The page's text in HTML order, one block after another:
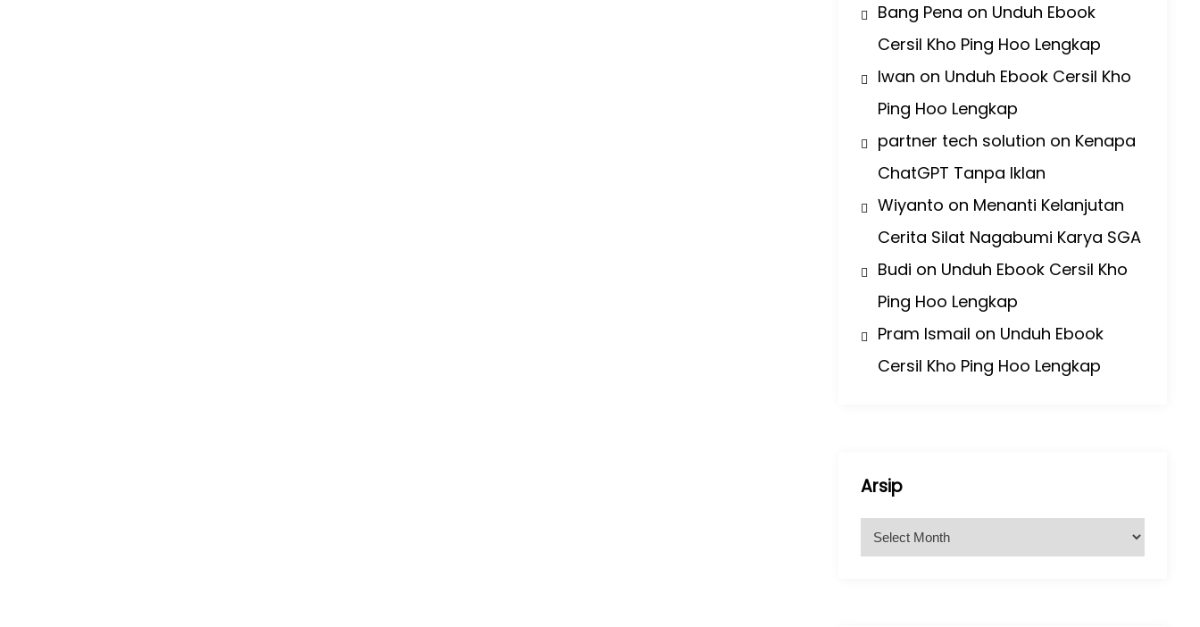
Bang Pena on Unduh Ebook
Cersil Kho Ping Hoo Lengkap
Iwan on Unduh Ebook Cersil Kho
Ping Hoo Lengkap
partner tech solution on Kenapa
ChatGPT Tanpa Iklan
Wiyanto on Menanti Kelanjutan
Cerita Silat Nagabumi Karya SGA
Budi on Unduh Ebook Cersil Kho
Ping Hoo Lengkap
Pram Ismail on Unduh Ebook
Cersil Kho Ping Hoo Lengkap
Arsip
r